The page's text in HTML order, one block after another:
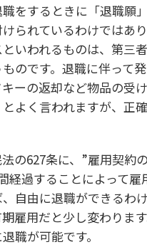
をするときに「退職願
られているわけではあ
いわれるものは、第三
のです。退職に伴って
ーの返却など物品の受
とよく言われますが、
の627条に、”雇用契約
経過することによって
自由に退職ができるわ
雇用だと少し変わりま
職が可能です。